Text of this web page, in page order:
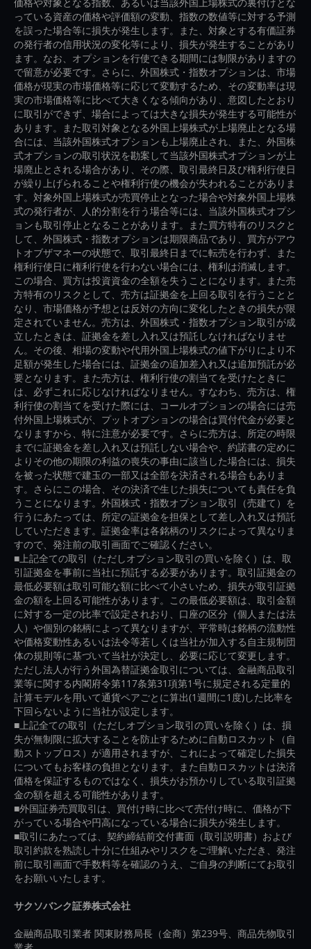
っている資産の価格や評価額の変動、指数の数値等に対する予測
を誤った場合等に損失が発生します。また、対象とする有価証券
の発行者の信用状況の変化等により、損失が発生することがあり
ます。なお、オプションを行使できる期間には制限がありますの
で留意が必要です。さらに、外国株式・指数オプションは、市場
価格が現実の市場価格等に応じて変動するため、その変動率は現
実の市場価格等に比べて大きくなる傾向があり、意図したとおり
に取引ができず、場合によっては大きな損失が発生する可能性が
あります。また取引対象となる外国上場株式が上場廃止となる場
合には、当該外国株式オプションも上場廃止され、また、外国株
式オプションの取引状況を勘案して当該外国株式オプションが上
場廃止とされる場合があり、その際、取引最終日及び権利行使日
が繰り上げられることや権利行使の機会が失われることがありま
す。対象外国上場株式が売買停止となった場合や対象外国上場株
式の発行者が、人的分割を行う場合等には、当該外国株式オプシ
ョンも取引停止となることがあります。また買方特有のリスクと
して、外国株式・指数オプションは期限商品であり、買方がアウ
トオブザマネーの状態で、取引最終日までに転売を行わず、また
権利行使日に権利行使を行わない場合には、権利は消滅します。
この場合、買方は投資資金の全額を失うことになります。また売
方特有のリスクとして、売方は証拠金を上回る取引を行うことと
なり、市場価格が予想とは反対の方向に変化したときの損失が限
定されていません。売方は、外国株式・指数オプション取引が成
立したときは、証拠金を差し入れ又は預託しなければなりませ
ん。その後、相場の変動や代用外国上場株式の値下がりにより不
足額が発生した場合には、証拠金の追加差入れ又は追加預託が必
要となります。また売方は、権利行使の割当てを受けたときに
は、必ずこれに応じなければなりません。すなわち、売方は、権
利行使の割当てを受けた際には、コールオプションの場合には売
付外国上場株式が、プットオプションの場合は買付代金が必要と
なりますから、特に注意が必要です。さらに売方は、所定の時限
までに証拠金を差し入れ又は預託しない場合や、約諾書の定めに
よりその他の期限の利益の喪失の事由に該当した場合には、損失
を被った状態で建玉の一部又は全部を決済される場合もありま
す。さらにこの場合、その決済で生じた損失についても責任を負
うことになります。外国株式・指数オプション取引（売建て）を
行うにあたっては、所定の証拠金を担保として差し入れ又は預託
していただきます。証拠金率は各銘柄のリスクによって異なりま
すので、発注前の取引画面でご確認ください。
■上記全ての取引（ただしオプション取引の買いを除く）は、取
引証拠金を事前に当社に預託する必要があります。取引証拠金の
最低必要額は取引可能な額に比べて小さいため、損失が取引証拠
金の額を上回る可能性があります。この最低必要額は、取引金額
に対する一定の比率で設定されおり、口座の区分（個人または法
人）や個別の銘柄によって異なりますが、平常時は銘柄の流動性
や価格変動性あるいは法令等若しくは当社が加入する自主規制団
体の規則等に基づいて当社が決定し、必要に応じて変更します。
ただし法人が行う外国為替証拠金取引については、金融商品取引
業等に関する内閣府令第117条第31項第1号に規定される定量的
計算モデルを用いて通貨ペアごとに算出(1週間に1度)した比率を
下回らないように当社が設定します。
■上記全ての取引（ただしオプション取引の買いを除く）は、損
失が無制限に拡大することを防止するために自動ロスカット（自
動ストップロス）が適用されますが、これによって確定した損失
についてもお客様の負担となります。また自動ロスカットは決済
価格を保証するものではなく、損失がお預かりしている取引証拠
金の額を超える可能性があります。
■外国証券売買取引は、買付け時に比べて売付け時に、価格が下
がっている場合や円高になっている場合に損失が発生します。
■取引にあたっては、契約締結前交付書面（取引説明書）および
取引約款を熟読し十分に仕組みやリスクをご理解いただき、発注
前に取引画面で手数料等を確認のうえ、ご自身の判断にてお取引
をお願いいたします。
サクソバンク証券株式会社
金融商品取引業者 関東財務局長（金商）第239号、商品先物取引